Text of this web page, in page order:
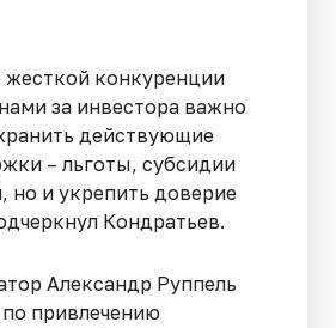
жесткой конкуренции
за инвестора важно
действующие
– льготы, субсидии
но и укрепить доверие
Кондратьев.
Александр Руппель
привлечению